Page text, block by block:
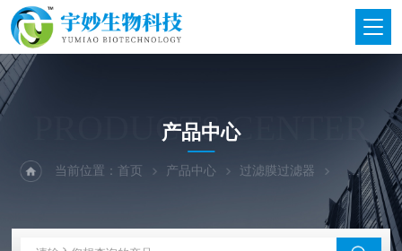
PRODUCTS CENTER
产品中心
当前位置：首页 产品中心 过滤膜过滤器 天津津腾